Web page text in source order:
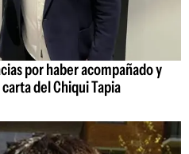
por haber acompañado y
del Chiqui Tapia